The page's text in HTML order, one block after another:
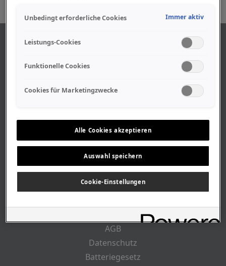
Geschäftszeiten
Stellenangebote
Geschichte
CUSTOMER INFO
AGB
Datenschutz
Batteriegesetz
Unbedingt erforderliche Cookies Immer aktiv
Leistungs-Cookies
Funktionelle Cookies
Cookies für Marketingzwecke
Alle Cookies akzeptieren
Auswahl speichern
Cookie-Einstellungen